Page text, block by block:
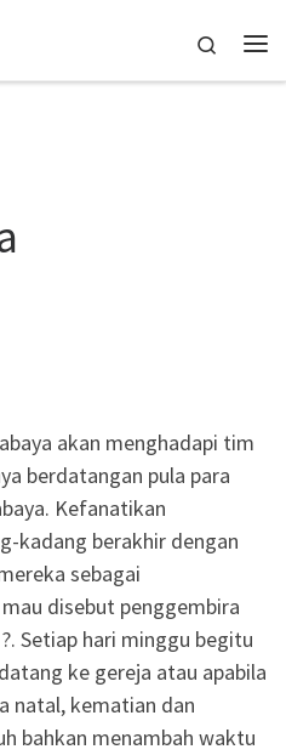
Search
akan menghadapi tim
berdatangan pula para
Kefanatikan
kadang berakhir dengan
sebagai
disebut penggembira
Setiap hari minggu begitu
ke gereja atau apabila
natal, kematian dan
bahkan menambah waktu